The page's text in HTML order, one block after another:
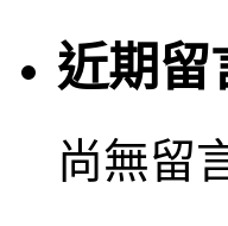
近期留
尚無留